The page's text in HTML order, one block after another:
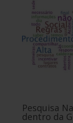
Pesquisa
dentro da